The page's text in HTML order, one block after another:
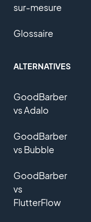
sur-mesure
Glossaire
ALTERNATIVES
GoodBarber
vs Adalo
GoodBarber
vs Bubble
GoodBarber
vs
FlutterFlow